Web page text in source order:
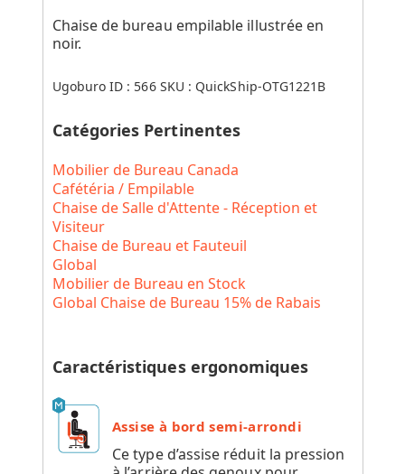
Chaise de bureau empilable illustrée en
noir.
Ugoburo ID : 566 SKU : QuickShip-OTG1221B
Catégories Pertinentes
Mobilier de Bureau Canada
Cafétéria / Empilable
Chaise de Salle d'Attente - Réception et
Visiteur
Chaise de Bureau et Fauteuil
Global
Mobilier de Bureau en Stock
Global Chaise de Bureau 15% de Rabais
Caractéristiques ergonomiques
Assise à bord semi-arrondi
Ce type d’assise réduit la pression